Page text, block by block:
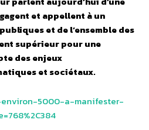
et appellent à un
et de l’ensemble des
supérieur pour une
des enjeux
et sociétaux.
5000-a-manifester-